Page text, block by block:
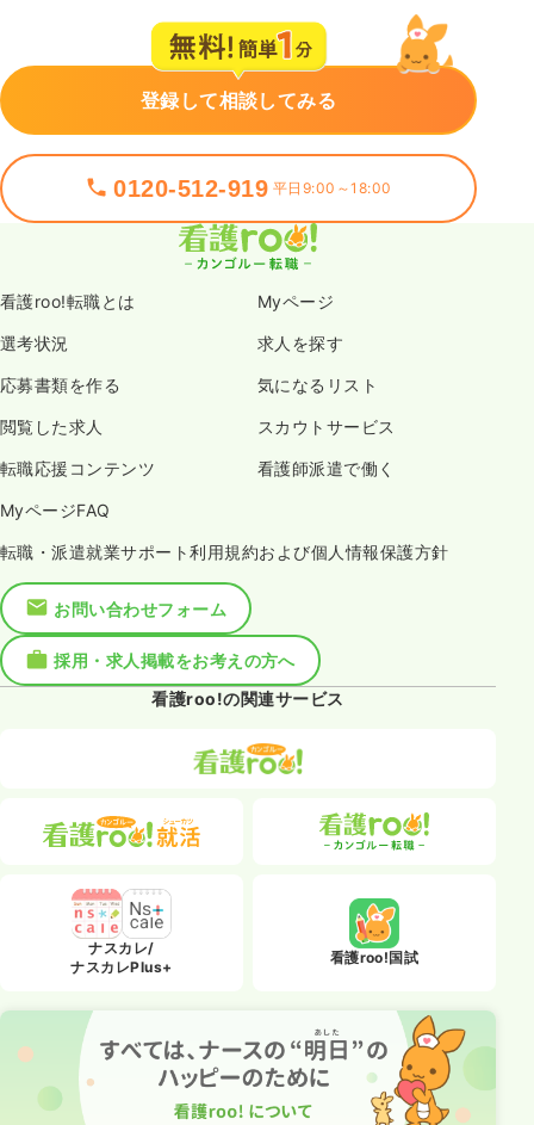
登録して相談してみる
0120-512-919 平日9:00～18:00
看護roo!転職とは Myページ
選考状況 求人を探す
応募書類を作る 気になるリスト
閲覧した求人 スカウトサービス
転職応援コンテンツ 看護師派遣で働く
MyページFAQ
転職・派遣就業サポート利用規約および個人情報保護方針
お問い合わせフォーム
採用・求人掲載をお考えの方へ
看護roo!の関連サービス
ナスカレ/
ナスカレPlus+
看護roo!国試